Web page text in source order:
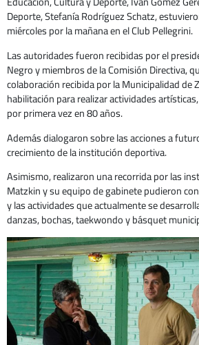
Deporte, Stefanía Rodríguez Schatz,
miércoles por la mañana en el Club Pellegrini.
Las autoridades fueron recibidas por el
Negro y miembros de la Comisión Directiva,
colaboración recibida por la Municipalidad de
habilitación para realizar actividades
por primera vez en 80 años.
Además dialogaron sobre las acciones a
crecimiento de la institución deportiva.
Asimismo, realizaron una recorrida por las
Matzkin y su equipo de gabinete pudieron
y las actividades que actualmente se
danzas, bochas, taekwondo y básquet